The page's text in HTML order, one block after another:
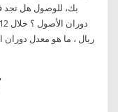
بك، للوصول هل تجد